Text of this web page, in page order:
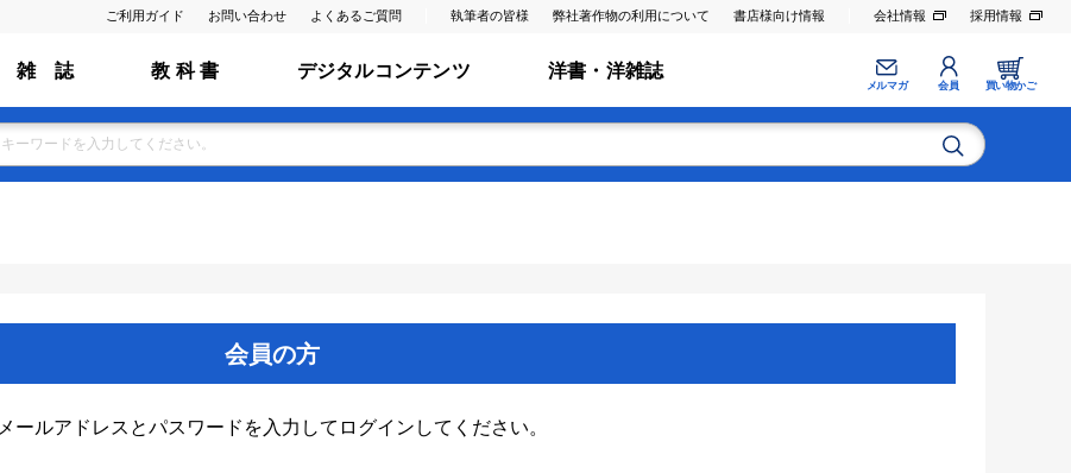
ご利用ガイド お問い合わせ よくあるご質問 執筆者の皆様 弊社著作物の利用について 書店様向け情報 会社情報 採用情報
雑 誌 教 科 書 デジタルコンテンツ 洋書・洋雑誌
メルマガ 会員 買い物かご
会員の方
メールアドレスとパスワードを入力してログインしてください。